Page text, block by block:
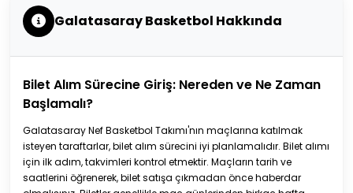
Galatasaray Basketbol Hakkında
Bilet Alım Sürecine Giriş: Nereden ve Ne Zaman
Başlamalı?
Galatasaray Nef Basketbol Takımı'nın maçlarına katılmak
isteyen taraftarlar, bilet alım sürecini iyi planlamalıdır. Bilet alımı
için ilk adım, takvimleri kontrol etmektir. Maçların tarih ve
saatlerini öğrenerek, bilet satışa çıkmadan önce haberdar